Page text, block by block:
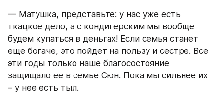
— Матушка, представьте: у нас уже есть
ткацкое дело, а с кондитерским мы вообще
будем купаться в деньгах! Если семья станет
еще богаче, это пойдет на пользу и сестре. Все
эти годы только наше благосостояние
защищало ее в семье Сюн. Пока мы сильнее их
– у нее есть тыл.